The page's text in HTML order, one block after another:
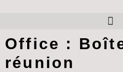
Office :
réunion